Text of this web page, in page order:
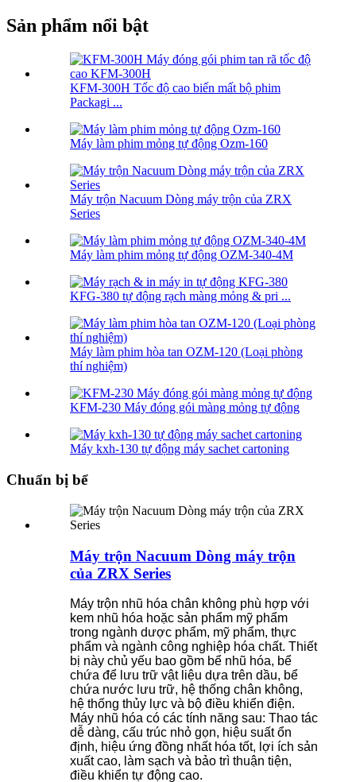
Sản phẩm nổi bật
KFM-300H Tốc độ cao biến mất bộ phim
Packagi ...
Máy làm phim mỏng tự động Ozm-160
Máy trộn Nacuum Dòng máy trộn của ZRX
Series
Máy làm phim mỏng tự động OZM-340-4M
KFG-380 tự động rạch màng mỏng & pri ...
Máy làm phim hòa tan OZM-120 (Loại phòng
thí nghiệm)
KFM-230 Máy đóng gói màng mỏng tự động
Máy kxh-130 tự động máy sachet cartoning
Chuẩn bị bể
Máy trộn Nacuum Dòng máy trộn
của ZRX Series
Máy trộn nhũ hóa chân không phù hợp với
kem nhũ hóa hoặc sản phẩm mỹ phẩm
trong ngành dược phẩm, mỹ phẩm, thực
phẩm và ngành công nghiệp hóa chất. Thiết
bị này chủ yếu bao gồm bể nhũ hóa, bể
chứa để lưu trữ vật liệu dựa trên dầu, bể
chứa nước lưu trữ, hệ thống chân không,
hệ thống thủy lực và bộ điều khiển điện.
Máy nhũ hóa có các tính năng sau: Thao tác
dễ dàng, cấu trúc nhỏ gọn, hiệu suất ổn
định, hiệu ứng đồng nhất hóa tốt, lợi ích sản
xuất cao, làm sạch và bảo trì thuận tiện,
điều khiển tự động cao.